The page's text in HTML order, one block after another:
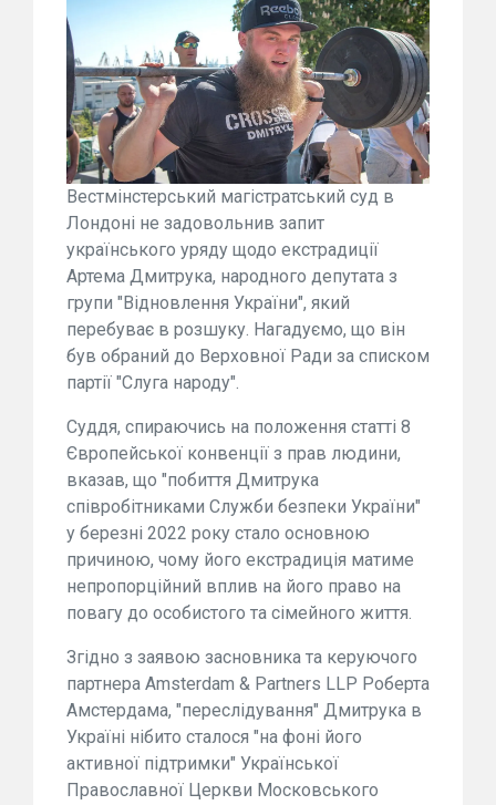
Вестмінстерський магістратський суд в
Лондоні не задовольнив запит
українського уряду щодо екстрадиції
Артема Дмитрука, народного депутата з
групи "Відновлення України", який
перебуває в розшуку. Нагадуємо, що він
був обраний до Верховної Ради за списком
партії "Слуга народу".
Суддя, спираючись на положення статті 8
Європейської конвенції з прав людини,
вказав, що "побиття Дмитрука
співробітниками Служби безпеки України"
у березні 2022 року стало основною
причиною, чому його екстрадиція матиме
непропорційний вплив на його право на
повагу до особистого та сімейного життя.
Згідно з заявою засновника та керуючого
партнера Amsterdam & Partners LLP Роберта
Амстердама, "переслідування" Дмитрука в
Україні нібито сталося "на фоні його
активної підтримки" Української
Православної Церкви Московського